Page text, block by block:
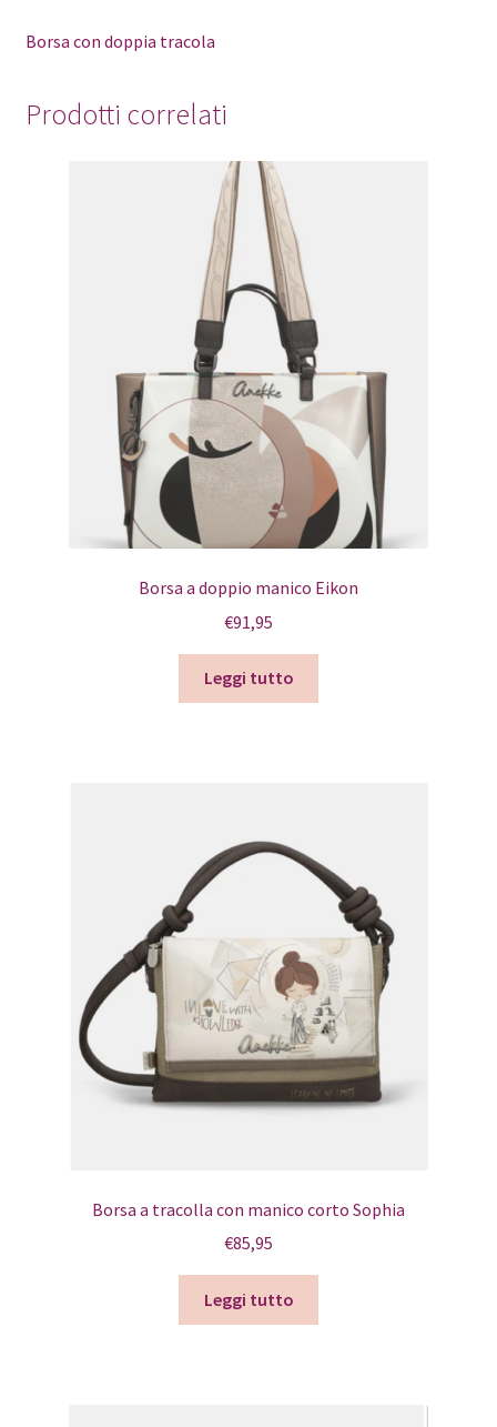
Borsa con doppia tracola
Prodotti correlati
Borsa a doppio manico Eikon
€91,95
Leggi tutto
Borsa a tracolla con manico corto Sophia
€85,95
Leggi tutto